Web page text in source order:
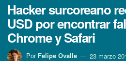
Hacker surcoreano
USD por encontrar
Chrome y Safari
Por Felipe Ovalle 23 marzo